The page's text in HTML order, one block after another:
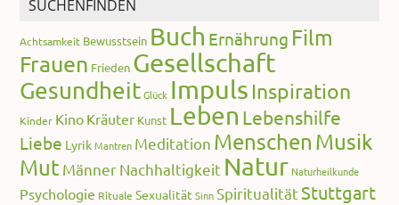
SUCHENFINDEN
Achtsamkeit Bewusstsein Buch Ernährung Film
Frauen Frieden Gesellschaft
Gesundheit Glück Impuls Inspiration
Kinder Kino Kräuter Kunst Leben Lebenshilfe
Liebe Lyrik Mantren Meditation Menschen Musik
Mut MännerNachhaltigkeit Natur Naturheilkunde
Psychologie Rituale Sexualität Sinn SpiritualitätStuttgart